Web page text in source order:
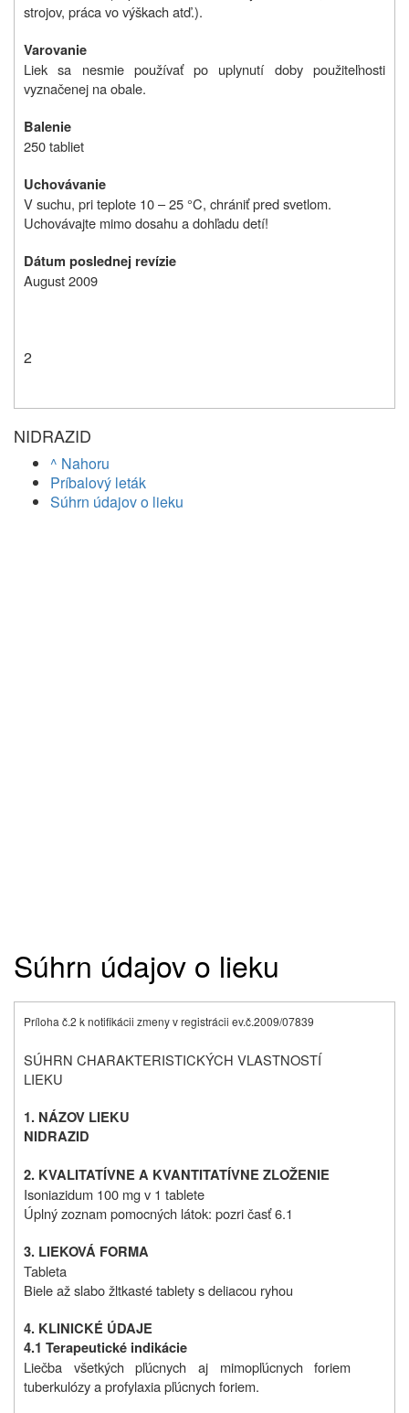
strojov, práca vo výškach atď.).
Varovanie
Liek sa nesmie používať po uplynutí doby použiteľnosti
vyznačenej na obale.
Balenie
250 tabliet
Uchovávanie
V suchu, pri teplote 10 – 25 °C, chrániť pred svetlom.
Uchovávajte mimo dosahu a dohľadu detí!
Dátum poslednej revízie
August 2009
2
NIDRAZID
^ Nahoru
Príbalový leták
Súhrn údajov o lieku
Súhrn údajov o lieku
Príloha č.2 k notifikácii zmeny v registrácii ev.č.2009/07839
SÚHRN CHARAKTERISTICKÝCH VLASTNOSTÍ
LIEKU
1. NÁZOV LIEKU
NIDRAZID
2. KVALITATÍVNE A KVANTITATÍVNE ZLOŽENIE
Isoniazidum 100 mg v 1 tablete
Úplný zoznam pomocných látok: pozri časť 6.1
3. LIEKOVÁ FORMA
Tableta
Biele až slabo žltkasté tablety s deliacou ryhou
4. KLINICKÉ ÚDAJE
4.1 Terapeutické indikácie
Liečba všetkých pľúcnych aj mimopľúcnych foriem
tuberkulózy a profylaxia pľúcnych foriem.